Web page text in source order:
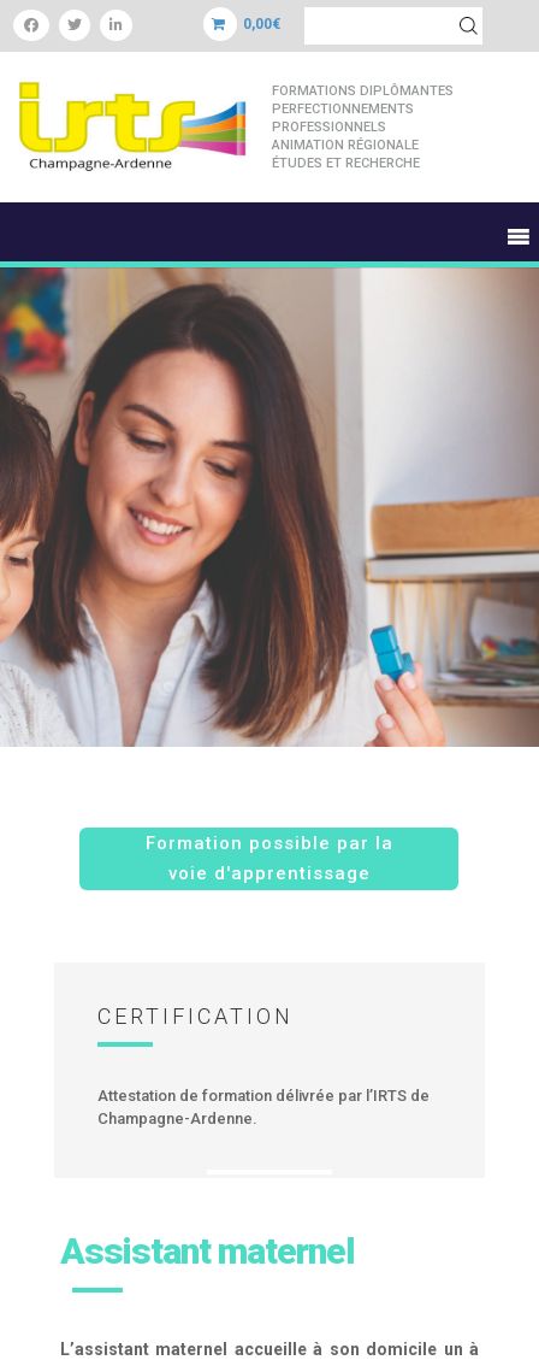
0,00€
FORMATIONS DIPLÔMANTES
PERFECTIONNEMENTS
PROFESSIONNELS
ANIMATION RÉGIONALE
ÉTUDES ET RECHERCHE
Formation possible par la
voie d'apprentissage
CERTIFICATION
Attestation de formation délivrée par l’IRTS de
Champagne-Ardenne.
Assistant maternel
L’assistant maternel accueille à son domicile un à